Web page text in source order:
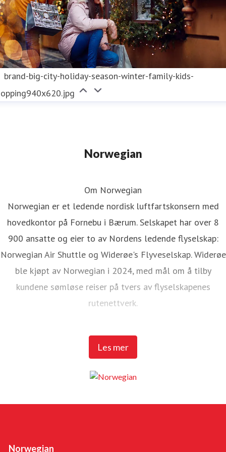
brand-big-city-holiday-season-winter-family-kids-
Norwegian
Les mer
Om Norwegian
Norwegian er et ledende nordisk luftfartskonsern med
hovedkontor på Fornebu i Bærum. Selskapet har over 8
900 ansatte og eier to av Nordens ledende flyselskap:
Norwegian Air Shuttle og Widerøe's Flyveselskap. Widerøe
ble kjøpt av Norwegian i 2024, med mål om å tilby
kundene sømløse reiser på tvers av flyselskapenes
rutenettverk.
Norwegian Air Shuttle har rundt 5 200 ansatte og tilbyr et
omfattende rutenett som knytter de nordiske landene til
over 23 millioner passasjerer og en flåte på 95 Boeing
sammen med Widerøe Ground Handling har selskapet mer
Norwegian